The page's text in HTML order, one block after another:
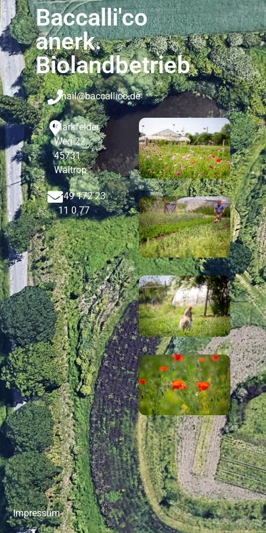
Baccalli'co
anerk.
Biolandbetrieb
mail@baccallico.de
Markfelder
Weg 22,
45731
Waltrop
+49 172 23
11 0 77
Impressum